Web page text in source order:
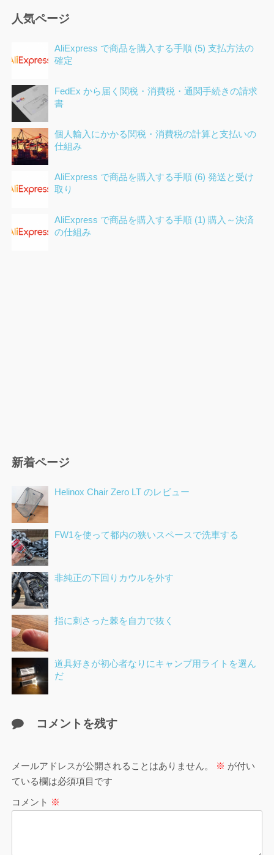
人気ページ
AliExpress で商品を購入する手順 (5) 支払方法の
確定
FedEx から届く関税・消費税・通関手続きの請求
書
個人輸入にかかる関税・消費税の計算と支払いの
仕組み
AliExpress で商品を購入する手順 (6) 発送と受け
取り
AliExpress で商品を購入する手順 (1) 購入～決済
の仕組み
新着ページ
Helinox Chair Zero LT のレビュー
FW1を使って都内の狭いスペースで洗車する
非純正の下回りカウルを外す
指に刺さった棘を自力で抜く
道具好きが初心者なりにキャンプ用ライトを選ん
だ
コメントを残す
メールアドレスが公開されることはありません。 ※ が付い
ている欄は必須項目です
コメント ※